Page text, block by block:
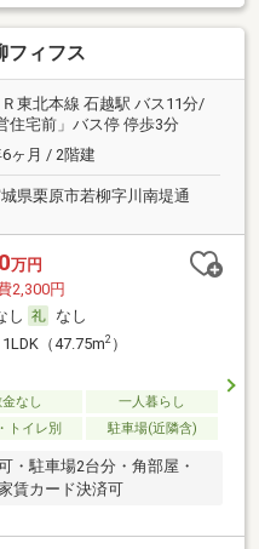
フィフス
Ｒ東北本線 石越駅 バス11分/
住宅前」バス停 停歩3分
ヶ月 / 2階建
県栗原市若柳字川南堤通
万円
2,300円
し
なし
（47.75m2）
なし
一人暮らし
トイレ別 駐車場(近隣含)
・駐車場2台分・角部屋・
賃カード決済可